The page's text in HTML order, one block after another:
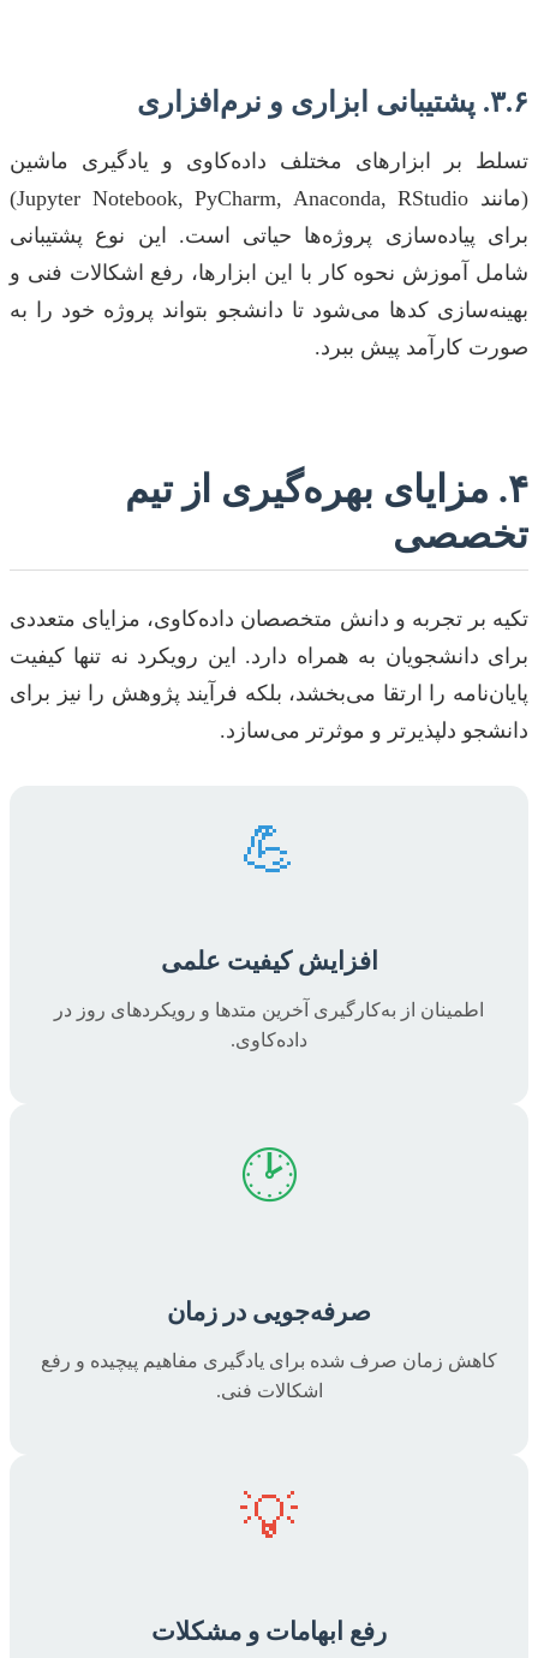
۳.۶. پشتیبانی ابزاری و نرم‌افزاری
تسلط بر ابزارهای مختلف داده‌کاوی و یادگیری ماشین
(مانند Jupyter Notebook, PyCharm, Anaconda, RStudio)
برای پیاده‌سازی پروژه‌ها حیاتی است. این نوع پشتیبانی
شامل آموزش نحوه کار با این ابزارها، رفع اشکالات فنی و
بهینه‌سازی کدها می‌شود تا دانشجو بتواند پروژه خود را به
صورت کارآمد پیش ببرد.
۴. مزایای بهره‌گیری از تیم
تخصصی
تکیه بر تجربه و دانش متخصصان داده‌کاوی، مزایای متعددی
برای دانشجویان به همراه دارد. این رویکرد نه تنها کیفیت
پایان‌نامه را ارتقا می‌بخشد، بلکه فرآیند پژوهش را نیز برای
دانشجو دلپذیرتر و موثرتر می‌سازد.
💪
افزایش کیفیت علمی
اطمینان از به‌کارگیری آخرین متدها و رویکردهای روز در
داده‌کاوی.
🕑
صرفه‌جویی در زمان
کاهش زمان صرف شده برای یادگیری مفاهیم پیچیده و رفع
اشکالات فنی.
💡
رفع ابهامات و مشکلات